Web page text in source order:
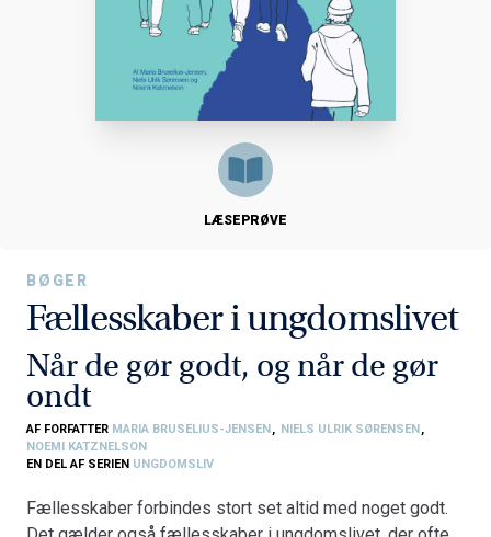
LÆSEPRØVE
BØGER
Fællesskaber i ungdomslivet
Når de gør godt, og når de gør
ondt
AF FORFATTER MARIA BRUSELIUS-JENSEN, NIELS ULRIK SØRENSEN,
NOEMI KATZNELSON
EN DEL AF SERIEN UNGDOMSLIV
Fællesskaber forbindes stort set altid med noget godt.